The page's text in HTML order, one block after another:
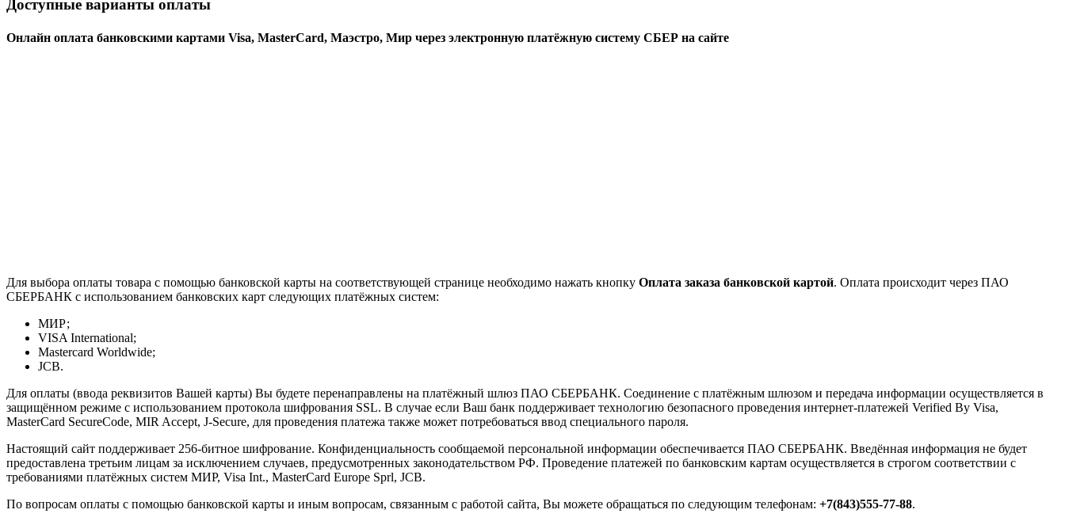
Доступные варианты оплаты
Онлайн оплата банковскими картами Visa, MasterCard, Маэстро, Мир через электронную платёжную систему СБЕР на сайте
Для выбора оплаты товара с помощью банковской карты на соответствующей странице необходимо нажать кнопку Оплата заказа банковской картой. Оплата происходит через ПАО
СБЕРБАНК с использованием банковских карт следующих платёжных систем:
МИР;
VISA International;
Mastercard Worldwide;
JCB.
Для оплаты (ввода реквизитов Вашей карты) Вы будете перенаправлены на платёжный шлюз ПАО СБЕРБАНК. Соединение с платёжным шлюзом и передача информации осуществляется в
защищённом режиме с использованием протокола шифрования SSL. В случае если Ваш банк поддерживает технологию безопасного проведения интернет-платежей Verified By Visa,
MasterCard SecureCode, MIR Accept, J-Secure, для проведения платежа также может потребоваться ввод специального пароля.
Настоящий сайт поддерживает 256-битное шифрование. Конфиденциальность сообщаемой персональной информации обеспечивается ПАО СБЕРБАНК. Введённая информация не будет
предоставлена третьим лицам за исключением случаев, предусмотренных законодательством РФ. Проведение платежей по банковским картам осуществляется в строгом соответствии с
требованиями платёжных систем МИР, Visa Int., MasterCard Europe Sprl, JCB.
По вопросам оплаты с помощью банковской карты и иным вопросам, связанным с работой сайта, Вы можете обращаться по следующим телефонам: +7(843)555-77-88.